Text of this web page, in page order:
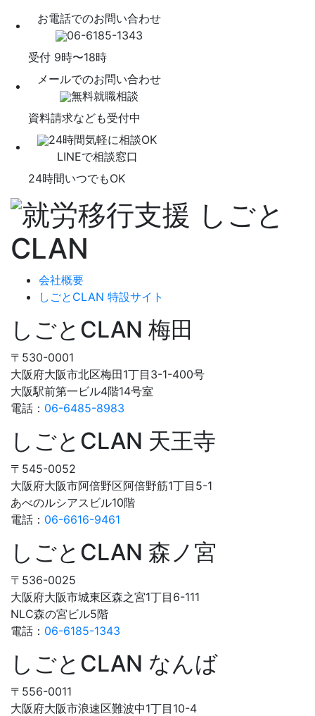
お電話でのお問い合わせ
06-6185-1343
受付 9時〜18時
メールでのお問い合わせ
無料就職相談
資料請求なども受付中
24時間気軽に相談OK
LINEで相談窓口
24時間いつでもOK
会社概要
しごとCLAN 特設サイト
しごとCLAN 梅田
〒530-0001
大阪府大阪市北区梅田1丁目3-1-400号
大阪駅前第一ビル4階14号室
電話： 06-6485-8983
しごとCLAN 天王寺
〒545-0052
大阪府大阪市阿倍野区阿倍野筋1丁目5-1
あべのルシアスビル10階
電話： 06-6616-9461
しごとCLAN 森ノ宮
〒536-0025
大阪府大阪市城東区森之宮1丁目6-111
NLC森の宮ビル5階
電話： 06-6185-1343
しごとCLAN なんば
〒556-0011
大阪府大阪市浪速区難波中1丁目10-4